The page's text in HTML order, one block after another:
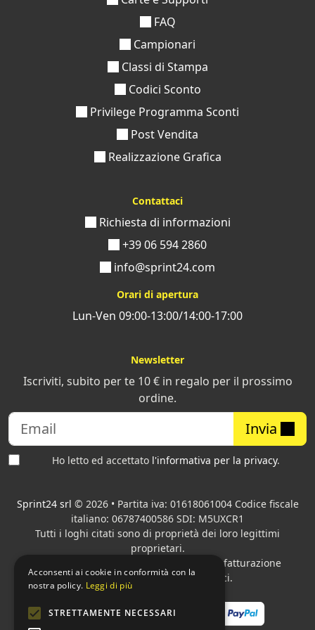
accattivante e professionale la tua comunicazione.
stampa dei biglietti da visita
conveniente, originale e divertente. Compila tutti i
campi del nostro pannello di configurazione, e
richiedici, in pochi e semplici step, la stampa dei tuoi
biglietti da visita con qr code.
Sul nostro sito, configurare i tuoi prodotti è davvero
Scegli il formato di stampa
Seleziona l'orientamento
Indica la qualità della carta, i colori di stampa e la
plastificazione che preferisci
Definisci la quantità
Per qualsiasi dubbio, perplessità o consiglio, scrivici. Il
nostro staff prenderà in esame la tua richiesta e ti
FAQ
Campionari
Classi di Stampa
Codici Sconto
Privilege Programma Sconti
Post Vendita
Realizzazione Grafica
Contattaci
Richiesta di informazioni
+39 06 594 2860
info@sprint24.com
Orari di apertura
Lun-Ven 09:00-13:00/14:00-17:00
Newsletter
Iscriviti, subito per te 10 € in regalo per il prossimo
ordine.
Invia
Ho letto ed accettato l'informativa per la privacy.
Sprint24 srl © 2026 • Partita iva: 01618061004 Codice fiscale
italiano: 06787400586 SDI: M5UXCR1
Tutti i loghi citati sono di proprietà dei loro legittimi
proprietari.
adibita alla fatturazione
elettronica per gli Enti pubblici.
Acconsenti ai cookie in conformità con la
nostra policy. Leggi di più
STRETTAMENTE NECESSARI